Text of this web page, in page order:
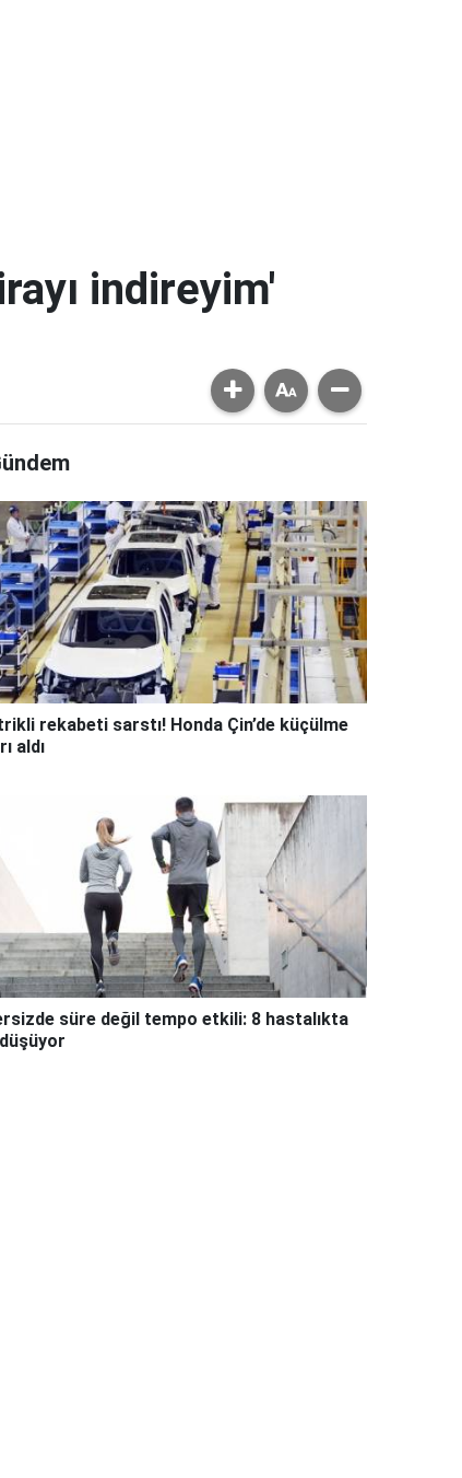
indireyim'
rekabeti sarstı! Honda Çin’de küçülme
aldı
süre değil tempo etkili: 8 hastalıkta